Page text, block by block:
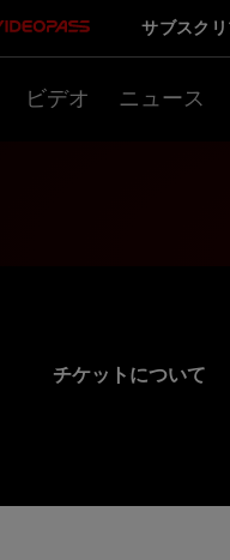
サブスク
ビデオ ニュース
チケットについて